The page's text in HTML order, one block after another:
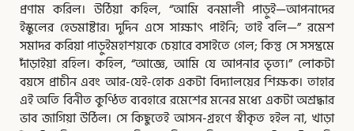
প্রণাম করিল। উঠিয়া কহিল, “আমি বনমালী পাড়ুই—আপনাদের
ইস্কুলের হেডমাষ্টার। দুদিন এসে সাক্ষাৎ পাইনি; তাই বলি—” রমেশ
সমাদর করিয়া পাড়ুইমহাশয়কে চেয়ারে বসাইতে গেল; কিন্তু সে সসম্ভ্রমে
দাঁড়াইয়া রহিল। কহিল, “আজ্ঞে, আমি যে আপনার ভৃত্য।” লোকটা
বয়সে প্রাচীন এবং আর-যেই-হোক একটা বিদ্যালয়ের শিক্ষক। তাহার
এই অতি বিনীত কুণ্ঠিত ব্যবহারে রমেশের মনের মধ্যে একটা অশ্রদ্ধার
ভাব জাগিয়া উঠিল। সে কিছুতেই আসন-গ্রহণে স্বীকৃত হইল না, খাড়া